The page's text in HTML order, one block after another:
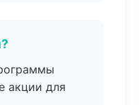
акции для